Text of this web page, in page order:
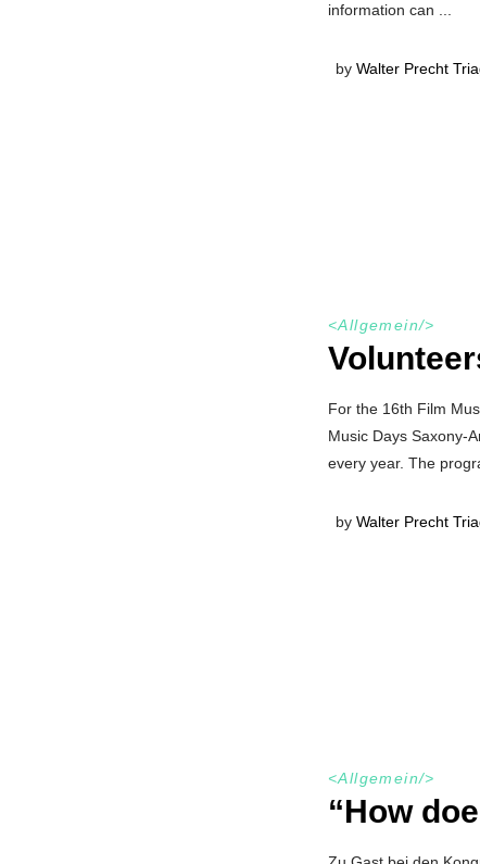
information can
by Walter Precht
<Allgemein/>
For the 16th Film
Music Days Saxony-
every year. The
by Walter Precht
<Allgemein/>
“How